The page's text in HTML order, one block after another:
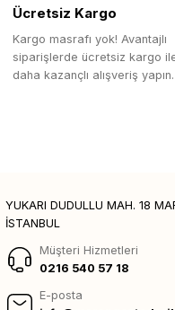
Ücretsiz Kargo
Kargo masrafı yok! Avantajlı
siparişlerde ücretsiz kargo
daha kazançlı alışveriş yapın.
YUKARI DUDULLU MAH. 18
İSTANBUL
Müşteri Hizmetleri
0216 540 57 18
E-posta